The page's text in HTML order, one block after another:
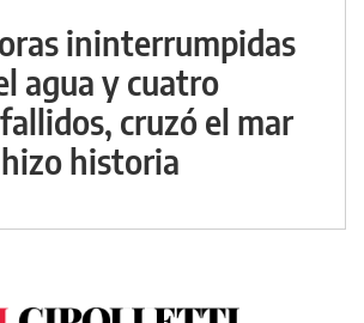
ininterrumpidas
agua y cuatro
cruzó el mar
historia